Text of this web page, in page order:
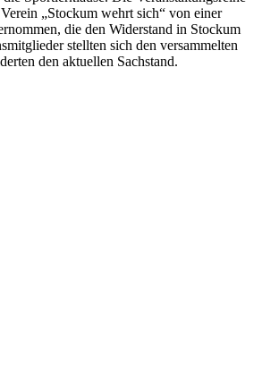
„Stockum wehrt sich“ von einer
die den Widerstand in Stockum
stellten sich den versammelten
den aktuellen Sachstand.